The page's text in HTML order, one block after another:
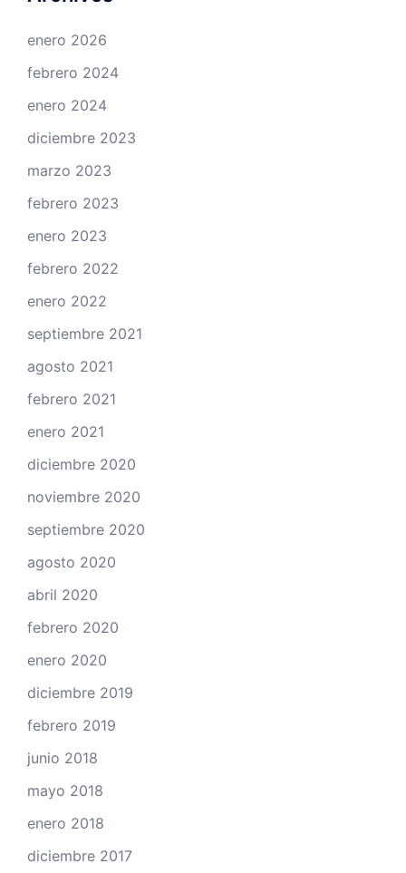
enero 2026
febrero 2024
enero 2024
diciembre 2023
marzo 2023
febrero 2023
enero 2023
febrero 2022
enero 2022
septiembre 2021
agosto 2021
febrero 2021
enero 2021
diciembre 2020
noviembre 2020
septiembre 2020
agosto 2020
abril 2020
febrero 2020
enero 2020
diciembre 2019
febrero 2019
junio 2018
mayo 2018
enero 2018
diciembre 2017